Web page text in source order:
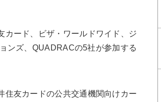
ード、ビザ・ワールドワイド、ジ
ンズ、QUADRACの5社が参加する
友カードの公共交通機関向けカー